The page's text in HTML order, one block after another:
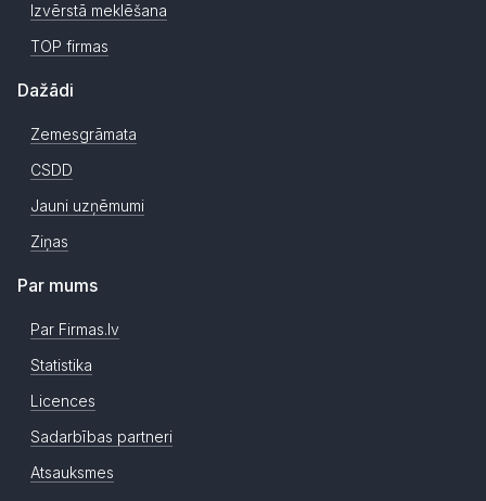
Izvērstā meklēšana
TOP firmas
Dažādi
Zemesgrāmata
CSDD
Jauni uzņēmumi
Ziņas
Par mums
Par Firmas.lv
Statistika
Licences
Sadarbības partneri
Atsauksmes